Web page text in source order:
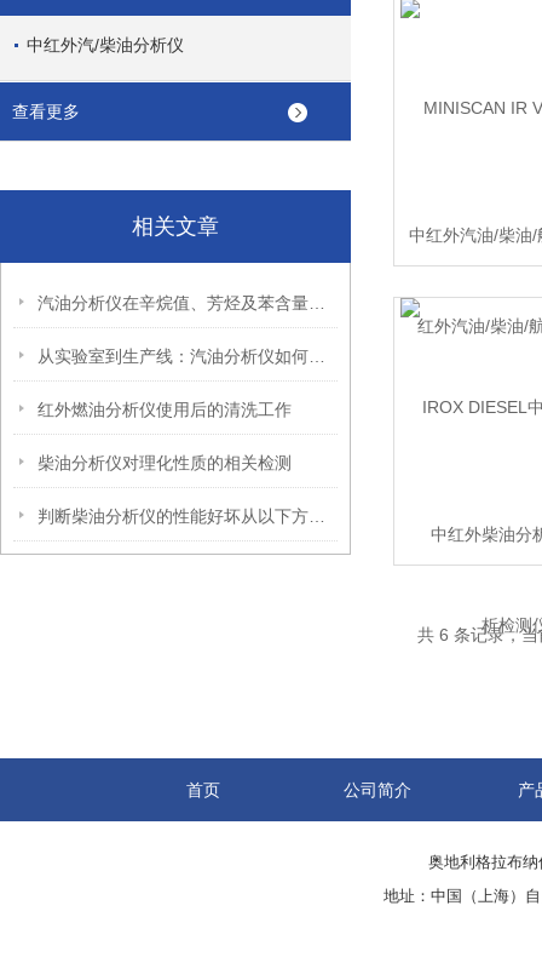
中红外汽/柴油分析仪
查看更多
相关文章
红外燃油分析仪使用后的清洗工作
柴油分析仪对理化性质的相关检测
中红外汽油/柴油/
中红外柴油分
共 6 条记录，
首页 公司简介 产
奥地利格拉布
地址：中国（上海）